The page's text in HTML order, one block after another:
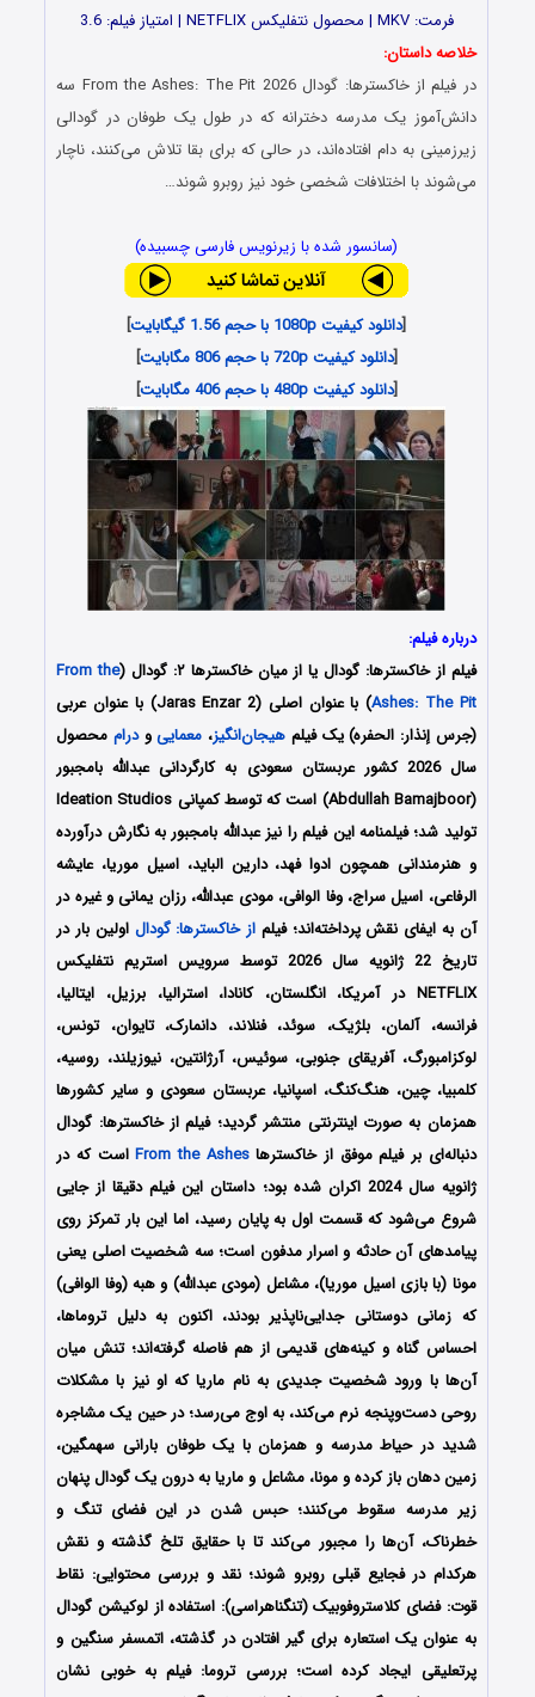
فرمت: MKV | محصول نتفلیکس NETFLIX | امتیاز فیلم: 3.6
خلاصه داستان:
در فیلم از خاکسترها: گودال From the Ashes: The Pit 2026 سه
دانش‌آموز یک مدرسه دخترانه که در طول یک طوفان در گودالی
زیرزمینی به دام افتاده‌اند، در حالی که برای بقا تلاش می‌کنند، ناچار
می‌شوند با اختلافات شخصی خود نیز روبرو شوند…
(سانسور شده با زیرنویس فارسی چسبیده)
[دانلود کیفیت 1080p با حجم 1.56 گیگابایت
]
[دانلود کیفیت 720p با حجم 806 مگابایت
]
[دانلود کیفیت 480p با حجم 406 مگابایت ]
درباره فیلم:
فیلم از خاکسترها: گودال یا از میان خاکسترها ۲: گودال (
From the
Ashes: The Pit
) با عنوان اصلی (Jaras Enzar 2) با عنوان عربی
(جرس إنذار: الحفره) یک فیلم هیجان‌انگیز، معماییودرام محصول
سال 2026 کشور عربستان سعودی به کارگردانی عبدالله بامجبور
(Abdullah Bamajboor) است که توسط کمپانی‌ Ideation Studios
تولید شد؛ فیلمنامه این فیلم را نیز عبدالله بامجبور به نگارش درآورده
و هنرمندانی همچون ادوا فهد، دارین الباید، اسیل موریا، عایشه
الرفاعی، اسیل سراج، وفا الوافی، مودی عبدالله، رزان یمانیو غیره در
آن به ایفای نقش پرداخته‌اند؛ فیلم از خاکسترها: گودال اولین بار در
تاریخ 22 ژانویه سال 2026 توسط سرویس استریم نتفلیکس
NETFLIX در آمریکا، انگلستان، کانادا، استرالیا، برزیل، ایتالیا،
فرانسه، آلمان، بلژیک، سوئد، فنلاند، دانمارک، تایوان، تونس،
لوکزامبورگ، آفریقای جنوبی، سوئیس، آرژانتین، نیوزیلند، روسیه،
کلمبیا، چین، هنگ‌کنگ، اسپانیا، عربستان سعودی و سایر کشورها
همزمان به صورت اینترنتی منتشر گردید؛فیلم از خاکسترها: گودال
دنباله‌ای بر فیلم موفق از خاکسترهاFrom the Ashesاست که در
ژانویه سال 2024 اکران شده بود؛ داستان این فیلم دقیقا از جایی
شروع می‌شود که قسمت اول به پایان رسید، اما این بار تمرکز روی
پیامدهای آن حادثه و اسرار مدفون است؛ سه شخصیت اصلی یعنی
مونا (با بازی اسیل موریا)، مشاعل (مودی عبدالله) و هبه (وفا الوافی)
که زمانی دوستانی جدایی‌ناپذیر بودند، اکنون به دلیل تروماها،
احساس گناه و کینه‌های قدیمی از هم فاصله گرفته‌اند؛ تنش میان
آن‌ها با ورود شخصیت جدیدی به نام ماریا که او نیز با مشکلات
روحی دست‌وپنجه نرم می‌کند، به اوج می‌رسد؛ در حین یک مشاجره
شدید در حیاط مدرسه و همزمان با یک طوفان بارانی سهمگین،
زمین دهان باز کرده و مونا، مشاعل و ماریا به درون یک گودال پنهان
زیر مدرسه سقوط می‌کنند؛ حبس شدن در این فضای تنگ و
خطرناک، آن‌ها را مجبور می‌کند تا با حقایق تلخ گذشته و نقش
هرکدام در فجایع قبلی روبرو شوند؛ نقد و بررسی محتوایی: نقاط
قوت: فضای کلاستروفوبیک (تنگناهراسی): استفاده از لوکیشن گودال
به عنوان یک استعاره برای گیر افتادن در گذشته، اتمسفر سنگین و
پرتعلیقی ایجاد کرده است؛ بررسی تروما: فیلم به خوبی نشان